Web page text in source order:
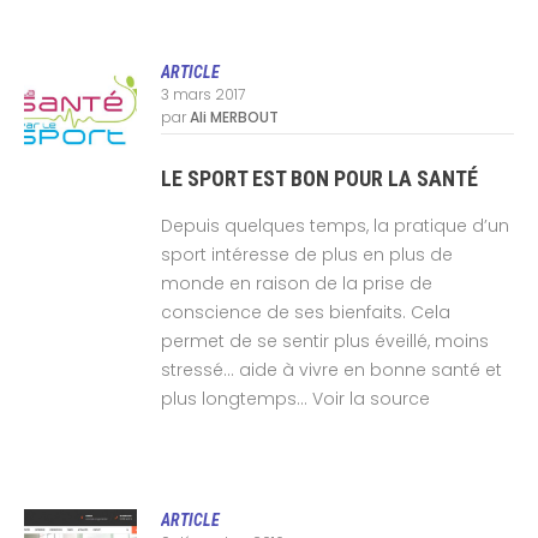
ARTICLE
3 mars 2017
parAli MERBOUT
LE SPORT EST BON POUR LA SANTÉ
Depuis quelques temps, la pratique d’un
sport intéresse de plus en plus de
monde en raison de la prise de
conscience de ses bienfaits. Cela
permet de se sentir plus éveillé, moins
stressé… aide à vivre en bonne santé et
plus longtemps… Voir la source
ARTICLE